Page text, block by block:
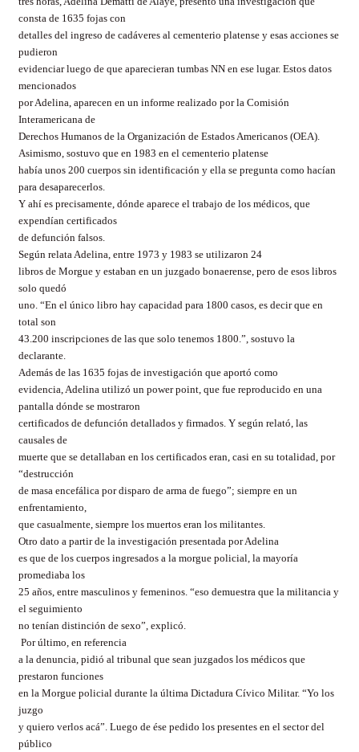
consta de 1635 fojas con
detalles del ingreso de cadáveres al cementerio platense y esas acciones se
pudieron
evidenciar luego de que aparecieran tumbas NN en ese lugar. Estos datos
mencionados
por Adelina, aparecen en un informe realizado por la Comisión
Interamericana de
Derechos Humanos de la Organización de Estados Americanos (OEA).
Asimismo, sostuvo que en 1983 en el cementerio platense
había unos 200 cuerpos sin identificación y ella se pregunta como hacían
para desaparecerlos.
Y ahí es precisamente, dónde aparece el trabajo de los médicos, que
expendían certificados
de defunción falsos.
Según relata Adelina, entre 1973 y 1983 se utilizaron 24
libros de Morgue y estaban en un juzgado bonaerense, pero de esos libros
solo quedó
uno. “En el único libro hay capacidad para 1800 casos, es decir que en
total son
43.200 inscripciones de las que solo tenemos 1800.”, sostuvo la
declarante.
Además de las 1635 fojas de investigación que aportó como
evidencia, Adelina utilizó un power point, que fue reproducido en una
pantalla dónde se mostraron
certificados de defunción detallados y firmados. Y según relató, las
causales de
muerte que se detallaban en los certificados eran, casi en su totalidad, por
“destrucción
de masa encefálica por disparo de arma de fuego”; siempre en un
enfrentamiento,
que casualmente, siempre los muertos eran los militantes.
Otro dato a partir de la investigación presentada por Adelina
es que de los cuerpos ingresados a la morgue policial, la mayoría
promediaba los
25 años, entre masculinos y femeninos. “eso demuestra que la militancia y
el seguimiento
no tenían distinción de sexo”, explicó.
Por último, en referencia
a la denuncia, pidió al tribunal que sean juzgados los médicos que
prestaron funciones
en la Morgue policial durante la última Dictadura Cívico Militar. “Yo los
juzgo
y quiero verlos acá”. Luego de ése pedido los presentes en el sector del
público